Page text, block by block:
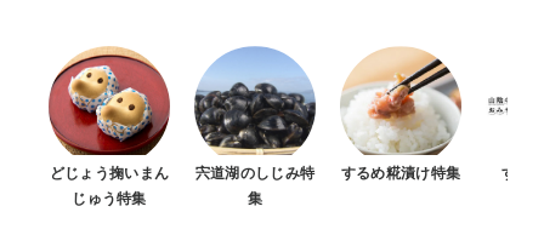
どじょう掬いまん
じゅう特集
宍道湖のしじみ特
集
するめ糀漬け特集 すべ